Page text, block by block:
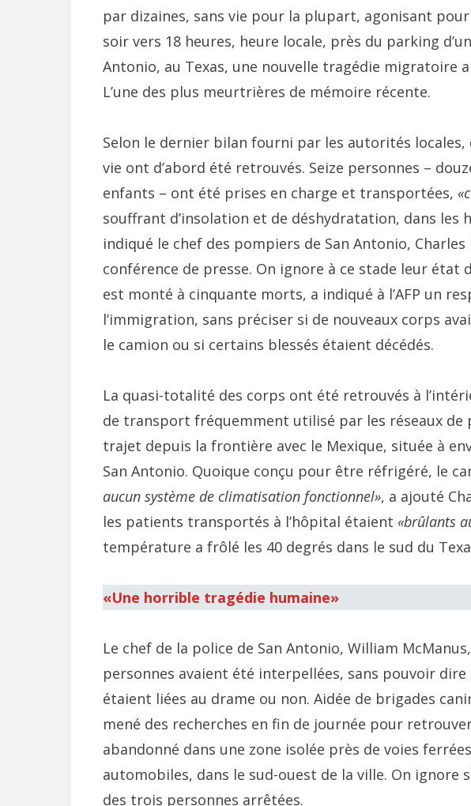
par dizaines, sans vie pour la plupart, agonisant
soir vers 18 heures, heure locale, près du parking
Antonio, au Texas, une nouvelle tragédie migratoire
L’une des plus meurtrières de mémoire récente.
Selon le dernier bilan fourni par les autorités locales,
vie ont d’abord été retrouvés. Seize personnes –
enfants – ont été prises en charge et transportées,
souffrant d’insolation et de déshydratation, dans les
indiqué le chef des pompiers de San Antonio, Charles
conférence de presse. On ignore à ce stade leur état
est monté à cinquante morts, a indiqué à l’AFP un
l’immigration, sans préciser si de nouveaux corps
le camion ou si certains blessés étaient décédés.
La quasi-totalité des corps ont été retrouvés à
de transport fréquemment utilisé par les réseaux de
trajet depuis la frontière avec le Mexique, située à
San Antonio. Quoique conçu pour être réfrigéré, le
aucun système de climatisation fonctionnel», a ajouté
les patients transportés à l’hôpital étaient «brûlants
température a frôlé les 40 degrés dans le sud du
«Une horrible tragédie humaine»
Le chef de la police de San Antonio, William
personnes avaient été interpellées, sans pouvoir
étaient liées au drame ou non. Aidée de brigades
mené des recherches en fin de journée pour
abandonné dans une zone isolée près de voies
automobiles, dans le sud-ouest de la ville. On ignore
des trois personnes arrêtées.